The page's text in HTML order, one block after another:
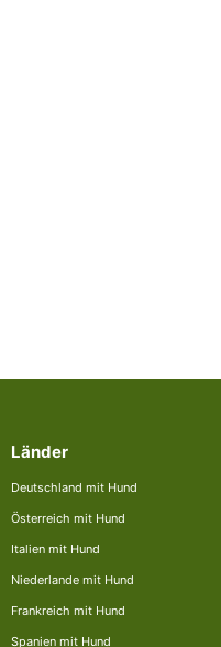
Länder
Deutschland mit Hund
Österreich mit Hund
Italien mit Hund
Niederlande mit Hund
Frankreich mit Hund
Spanien mit Hund